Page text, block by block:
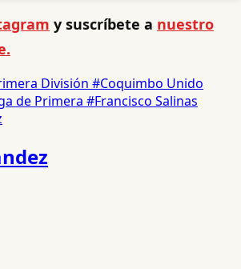
y suscríbete a nuestro
División #Coquimbo Unido
de Primera #Francisco Salinas